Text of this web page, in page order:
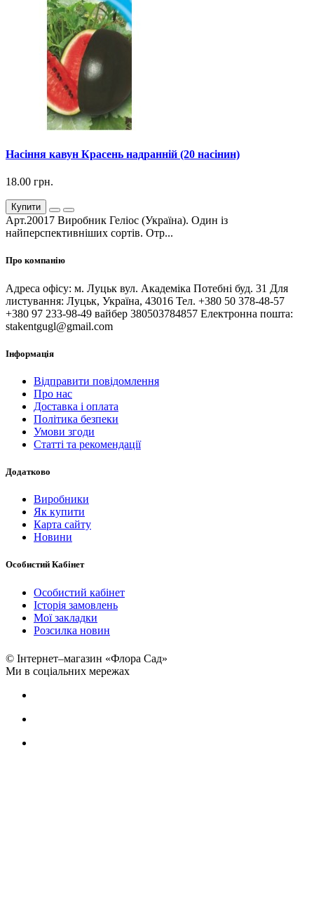
Насіння кавун Красень надранній (20 насінин)
18.00 грн.
Купити
Арт.20017 Виробник Геліос (Україна). Один із
найперспективніших сортів. Отр...
Про компанію
Адреса офісу: м. Луцьк вул. Академіка Потебні буд. 31 Для
листування: Луцьк, Україна, 43016 Тел. +380 50 378-48-57
+380 97 233-98-49 вайбер 380503784857 Електронна пошта:
stakentgugl@gmail.com
Інформація
Відправити повідомлення
Про нас
Доставка і оплата
Політика безпеки
Умови згоди
Статті та рекомендації
Додатково
Виробники
Як купити
Карта сайту
Новини
Особистий Кабінет
Особистий кабінет
Історія замовлень
Мої закладки
Розсилка новин
© Інтернет–магазин «Флора Сад»
Ми в соціальних мережах